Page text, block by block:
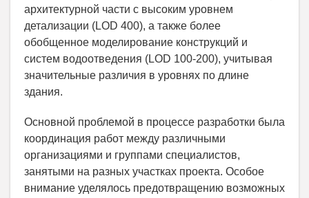
архитектурной части с высоким уровнем
детализации (LOD 400), а также более
обобщенное моделирование конструкций и
систем водоотведения (LOD 100-200), учитывая
значительные различия в уровнях по длине
здания.
Основной проблемой в процессе разработки была
координация работ между различными
организациями и группами специалистов,
занятыми на разных участках проекта. Особое
внимание уделялось предотвращению возможных